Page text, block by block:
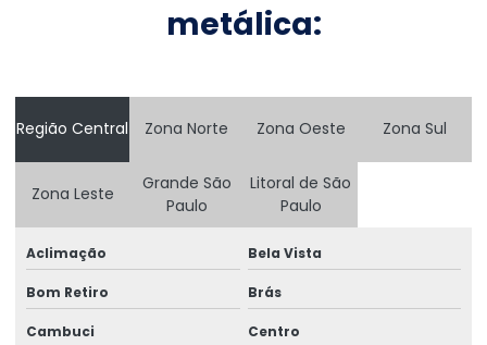
Consultoria Engenharia Estrutural Galpão
Consultoria Engenharia Estrutural Preço
Consultoria Engenharia Estrutural Predio
Consultoria Engenharia Estrutural Predio Preço
Consultoria Estrutural
Consultoria Estrutural Estrutura Metálico
Consultoria Estrutural Galpão
metálica:
Região Central Zona Norte Zona Oeste Zona Sul
Zona Leste
Grande São
Paulo
Litoral de São
Paulo
Aclimação Bela Vista
Bom Retiro Brás
Cambuci Centro